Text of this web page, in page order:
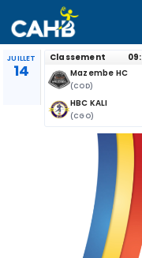
JUILLET
14
Classement
Mazembe HC
(COD)
HBC KALI
(CGO)